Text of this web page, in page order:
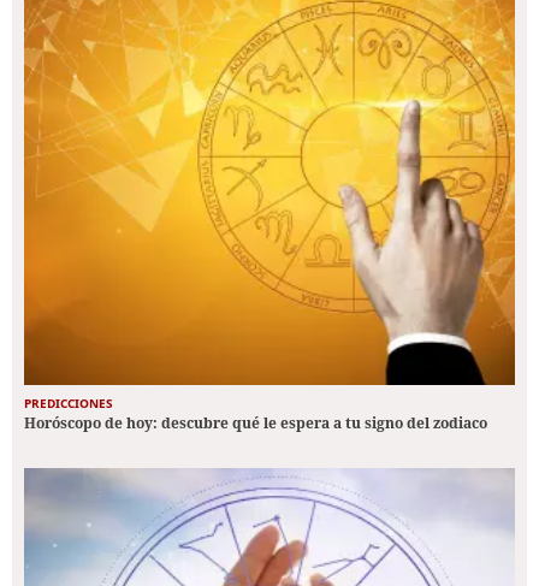
PREDICCIONES
Horóscopo de hoy: descubre qué le espera a tu signo del zodiaco